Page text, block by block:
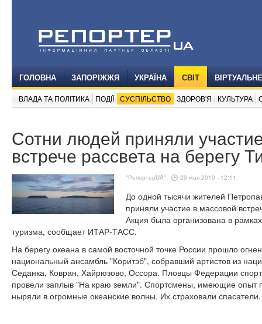
ГОЛОВНА ЗАПОРІЖЖЯ УКРАЇНА СВІТ
ВЛАДА ТА ПОЛІТИКА ПОДІЇ СУСПІЛЬСТВО ЗДОРОВ'Я КУЛЬТУРА
Сотни людей приняли
встрече рассвета на берегу
"РепортерUA" 29 мая 2010 - 12:11
До одной тысячи жителей
приняли участие в массовой
Акция была организована в
туризма, сообщает ИТАР-ТАСС.
На берегу океана в самой восточной точке России прошло
национальный ансамбль "Коритэб", собравший артистов из
Седанка, Ковран, Хайрюзово, Оссора. Пловцы Федерации
провели заплыв "На краю земли". Спортсмены, имеющие опыт
ныряли в огромные океанские волны. Их страховали спасатели.